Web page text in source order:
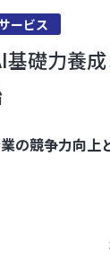
ービス
基礎力養
の競争力向上